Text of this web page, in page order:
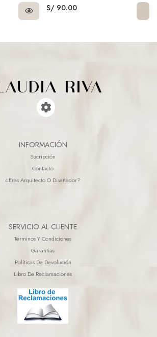
S/ 90.00
INFORMACIÓN
Sucripción
Contacto
¿eres Arquitecto O Diseñador?
SERVICIO AL CLIENTE
Términos Y Condiciones
Garantias
Políticas De Devolución
Libro De Reclamaciones